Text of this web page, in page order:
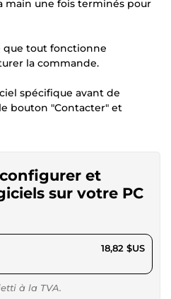
main une fois terminés pour
que tout fonctionne
la commande.
spécifique avant de
bouton "Contacter" et
et
sur votre PC
$US 18,82 $US
à la TVA.